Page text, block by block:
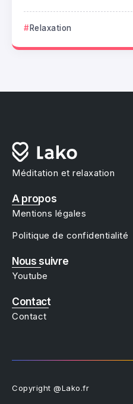
Relaxation
Méditation et relaxation
A propos
Mentions légales
Politique de confidentialité
Nous suivre
Youtube
Contact
Contact
Copyright @Lako.fr